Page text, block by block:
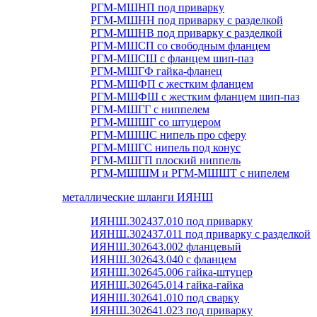
РГМ-МШНП под приварку
РГМ-МШНН под приварку с разделкой
РГМ-МШНВ под приварку с разделкой
РГМ-МШСП со свободным фланцем
РГМ-МШСШ с фланцем шип-паз
РГМ-МШГФ гайка-фланец
РГМ-МШФП с жестким фланцем
РГМ-МШФШ с жестким фланцем шип-паз
РГМ-МШГГ с ниппелем
РГМ-МШШГ со штуцером
РГМ-МШШС нипель про сферу
РГМ-МШГС нипель под конус
РГМ-МШГП плоский ниппель
РГМ-МШШМ и РГМ-МШШТ с нипелем
металлические шланги ИЯНШ
ИЯНШ.302437.010 под приварку
ИЯНШ.302437.011 под приварку с разделкой
ИЯНШ.302643.002 фланцевый
ИЯНШ.302643.040 с фланцем
ИЯНШ.302645.006 гайка-штуцер
ИЯНШ.302645.014 гайка-гайка
ИЯНШ.302641.010 под сварку
ИЯНШ.302641.023 под приварку